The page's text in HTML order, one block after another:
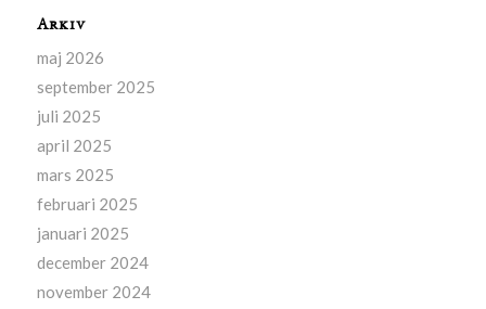
Arkiv
maj 2026
september 2025
juli 2025
april 2025
mars 2025
februari 2025
januari 2025
december 2024
november 2024